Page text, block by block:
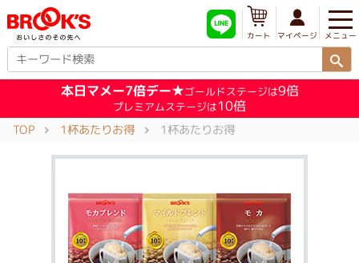
メニュー
マイページ
カート
本日マメー7倍デー★ゴールドステージは9倍
プレミアムステージは10倍
TOP 1杯あたりお得 1杯あたりお得